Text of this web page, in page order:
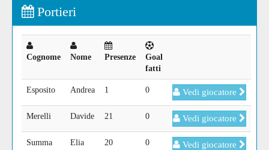
Portieri
Cognome Nome Presenze
Goal
fatti
Esposito Andrea 1 0 Vedi giocatore
Merelli Davide 21 0 Vedi giocatore
Summa Elia 20 0 Vedi giocatore